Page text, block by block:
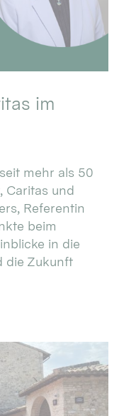
im
mehr als 50
Caritas und
Referentin
beim
in die
die Zukunft